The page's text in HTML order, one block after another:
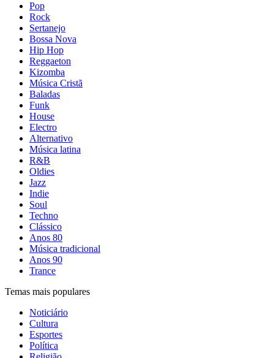
Pop
Rock
Sertanejo
Bossa Nova
Hip Hop
Reggaeton
Kizomba
Música Cristã
Baladas
Funk
House
Electro
Alternativo
Música latina
R&B
Oldies
Jazz
Indie
Soul
Techno
Clássico
Anos 80
Música tradicional
Anos 90
Trance
Temas mais populares
Noticiário
Cultura
Esportes
Política